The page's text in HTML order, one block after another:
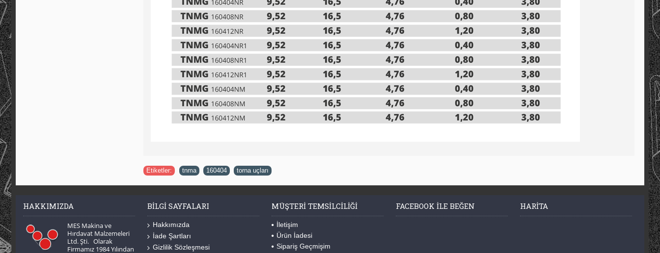
Etiketler: tnma 160404 torna uçları
HAKKIMIZDA
MES Makina ve
Hırdavat Malzemeleri
Ltd. Şti. Olarak
Firmamız 1984 Yılından
BILGI SAYFALARI
Hakkımızda
İade Şartları
Gizlilik Sözleşmesi
MÜŞTERI TEMSILCILIĞI
İletişim
Ürün İadesi
Sipariş Geçmişim
FACEBOOK ILE BEĞEN HARITA